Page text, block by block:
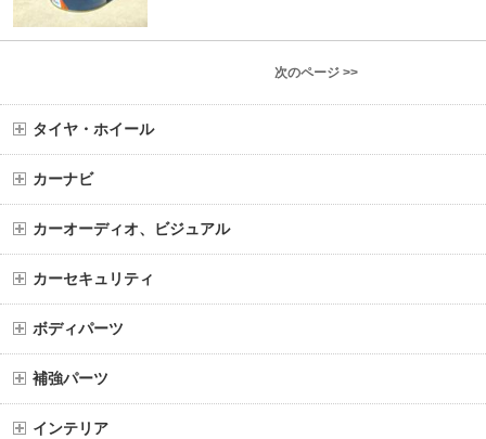
次のページ >>
タイヤ・ホイール
カーナビ
カーオーディオ、ビジュアル
カーセキュリティ
ボディパーツ
補強パーツ
インテリア